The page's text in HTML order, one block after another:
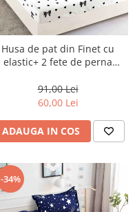
Husa de pat din Finet cu
elastic+ 2 fete de perna
91,00 Lei
60,00 Lei
ADAUGA IN COS
-34%